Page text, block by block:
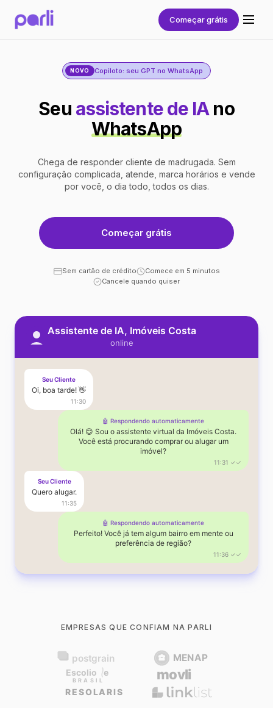
Começar grátis
NOVO Copiloto: seu GPT no WhatsApp
Seu assistente de IAno
WhatsApp
Chega de responder cliente de madrugada. Sem
configuração complicada, atende, marca horários e vende
por você, o dia todo, todos os dias.
Começar grátis
Sem cartão de crédito
Comece em 5 minutos
Cancele quando quiser
Assistente de IA, Imóveis Costa
online
Seu Cliente
Oi, boa tarde! 👋
11:30
🤖 Respondendo automaticamente
Olá! 😊 Sou o assistente virtual da Imóveis Costa.
Você está procurando comprar ou alugar um
imóvel?
11:31 ✓✓
Seu Cliente
Quero alugar.
11:35
🤖 Respondendo automaticamente
Perfeito! Você já tem algum bairro em mente ou
preferência de região?
11:36 ✓✓
EMPRESAS QUE CONFIAM NA PARLI